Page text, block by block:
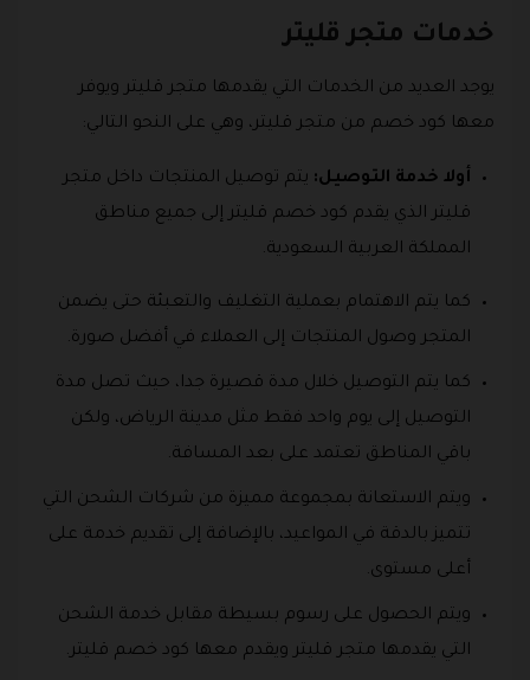
خدمات متجر قليتر
يوجد العديد من الخدمات التي يقدمها متجر قليتر ويوفر
معها كود خصم من متجر قليتر، وهي على النحو التالي:
أولا خدمة التوصيل: يتم توصيل المنتجات داخل متجر
قليتر الذي يقدم كود خصم قليتر إلى جميع مناطق
المملكة العربية السعودية.
كما يتم الاهتمام بعملية التغليف والتعبئة حتى يضمن
المتجر وصول المنتجات إلى العملاء في أفضل صورة.
كما يتم التوصيل خلال مدة قصيرة جدا، حيث تصل مدة
التوصيل إلى يوم واحد فقط مثل مدينة الرياض، ولكن
باقي المناطق تعتمد على بعد المسافة.
ويتم الاستعانة بمجموعة مميزة من شركات الشحن التي
تتميز بالدقة في المواعيد، بالإضافة إلى تقديم خدمة على
أعلى مستوى.
ويتم الحصول على رسوم بسيطة مقابل خدمة الشحن
التي يقدمها متجر قليتر ويقدم معها كود خصم قليتر.